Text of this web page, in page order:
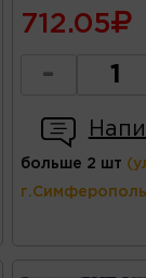
712.05
-
больше 2 шт